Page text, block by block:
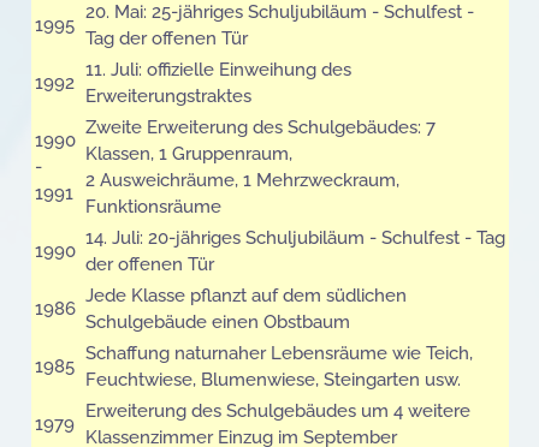
1995
20. Mai: 25-jähriges Schuljubiläum - Schulfest -
Tag der offenen Tür
1992
11. Juli: offizielle Einweihung des
Erweiterungstraktes
1990
-
1991
Zweite Erweiterung des Schulgebäudes: 7
Klassen, 1 Gruppenraum,
2 Ausweichräume, 1 Mehrzweckraum,
Funktionsräume
1990
14. Juli: 20-jähriges Schuljubiläum - Schulfest - Tag
der offenen Tür
1986
Jede Klasse pflanzt auf dem südlichen
Schulgebäude einen Obstbaum
1985
Schaffung naturnaher Lebensräume wie Teich,
Feuchtwiese, Blumenwiese, Steingarten usw.
1979
Erweiterung des Schulgebäudes um 4 weitere
Klassenzimmer Einzug im September